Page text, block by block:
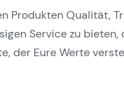
Produkten Qualität,
Service zu
der Eure Werte